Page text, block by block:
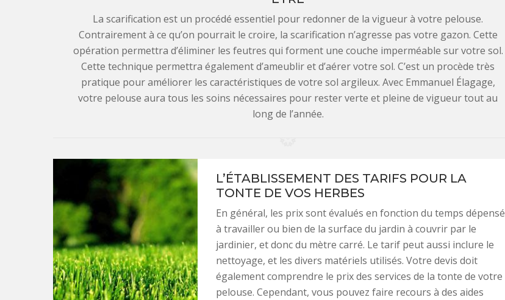
La scarification est un procédé essentiel pour redonner de la vigueur à votre pelouse.
Contrairement à ce qu’on pourrait le croire, la scarification n’agresse pas votre gazon. Cette
opération permettra d’éliminer les feutres qui forment une couche imperméable sur votre sol.
Cette technique permettra également d’ameublir et d’aérer votre sol. C’est un procède très
pratique pour améliorer les caractéristiques de votre sol argileux. Avec Emmanuel Élagage,
votre pelouse aura tous les soins nécessaires pour rester verte et pleine de vigueur tout au
long de l’année.
L’ÉTABLISSEMENT DES TARIFS POUR LA
TONTE DE VOS HERBES
En général, les prix sont évalués en fonction du temps dépensé
à travailler ou bien de la surface du jardin à couvrir par le
jardinier, et donc du mètre carré. Le tarif peut aussi inclure le
nettoyage, et les divers matériels utilisés. Votre devis doit
également comprendre le prix des services de la tonte de votre
pelouse. Cependant, vous pouvez faire recours à des aides